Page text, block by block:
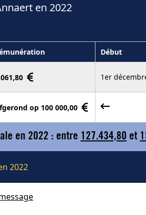
en 2022
Début
1er
op 100 000,00
en 2022 : entre 127.434,80 et
2022